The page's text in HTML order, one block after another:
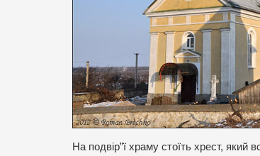
На подвір”ї храму стоїть хрест, який